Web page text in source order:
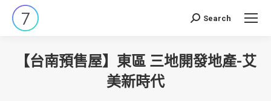
Search:
Search
【台南預售屋】東區 三地開發地產-艾
美新時代